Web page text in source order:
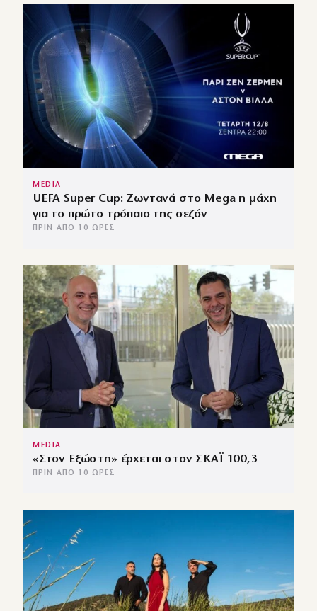
MEDIA
UEFA Super Cup: Ζωντανά στο Mega η μάχη
για το πρώτο τρόπαιο της σεζόν
ΠΡΙΝ ΑΠΌ 10 ΏΡΕΣ
MEDIA
«Στον Εξώστη» έρχεται στον ΣΚΑΪ 100,3
ΠΡΙΝ ΑΠΌ 10 ΏΡΕΣ